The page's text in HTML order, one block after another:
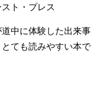
ト・プレス
中に体験した出来事
ても読みやすい本で